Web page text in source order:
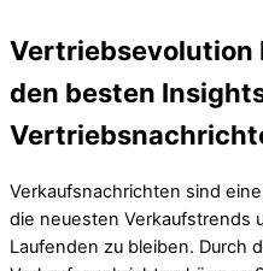
Vertriebsevolution
den besten
Verkaufsnachrichten sind
die neuesten Verkaufstrends
Laufenden zu bleiben. Durch